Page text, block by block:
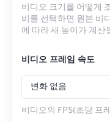
비디오 크기를 어떻게
비를 선택하면 원본 비
에 따라 새 높이가 계산
비디오 프레임 속도
변화 없음
비디오의 FPS(초당 프